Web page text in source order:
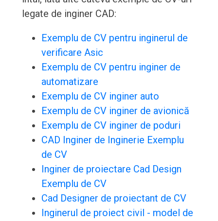
legate de inginer CAD:
Exemplu de CV pentru inginerul de
verificare Asic
Exemplu de CV pentru inginer de
automatizare
Exemplu de CV inginer auto
Exemplu de CV inginer de avionică
Exemplu de CV inginer de poduri
CAD Inginer de Inginerie Exemplu
de CV
Inginer de proiectare Cad Design
Exemplu de CV
Cad Designer de proiectant de CV
Inginerul de proiect civil - model de